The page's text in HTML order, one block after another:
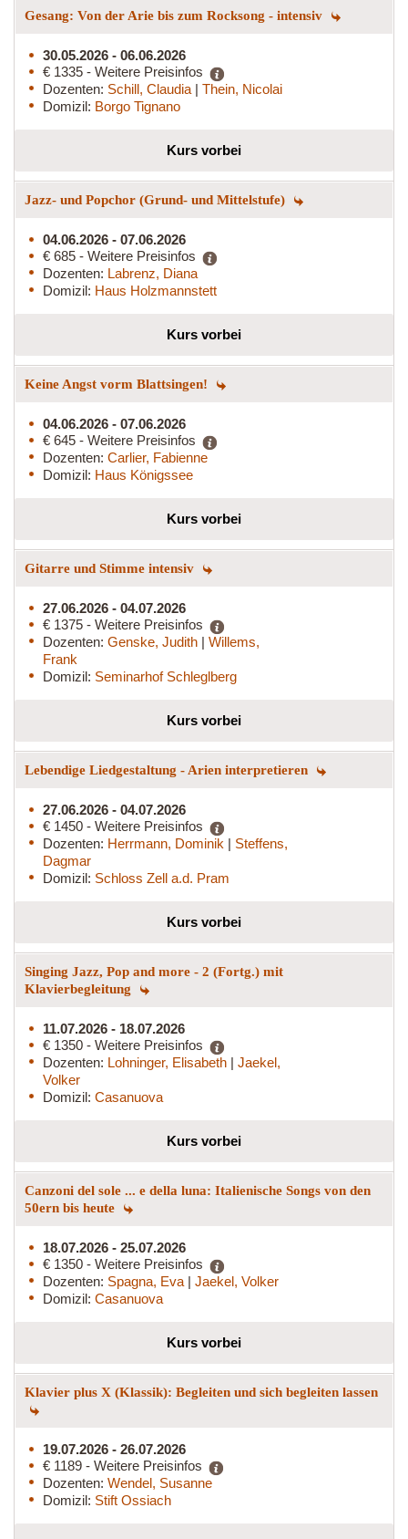
Gesang: Von der Arie bis zum Rocksong - intensiv
30.05.2026 - 06.06.2026
€ 1335 - Weitere Preisinfos
Dozenten: Schill, Claudia | Thein, Nicolai
Domizil: Borgo Tignano
Kurs vorbei
Jazz- und Popchor (Grund- und Mittelstufe)
04.06.2026 - 07.06.2026
€ 685 - Weitere Preisinfos
Dozenten: Labrenz, Diana
Domizil: Haus Holzmannstett
Kurs vorbei
Keine Angst vorm Blattsingen!
04.06.2026 - 07.06.2026
€ 645 - Weitere Preisinfos
Dozenten: Carlier, Fabienne
Domizil: Haus Königssee
Kurs vorbei
Gitarre und Stimme intensiv
27.06.2026 - 04.07.2026
€ 1375 - Weitere Preisinfos
Dozenten: Genske, Judith | Willems,
Frank
Domizil: Seminarhof Schleglberg
Kurs vorbei
Lebendige Liedgestaltung - Arien interpretieren
27.06.2026 - 04.07.2026
€ 1450 - Weitere Preisinfos
Dozenten: Herrmann, Dominik | Steffens,
Dagmar
Domizil: Schloss Zell a.d. Pram
Kurs vorbei
Singing Jazz, Pop and more - 2 (Fortg.) mit
Klavierbegleitung
11.07.2026 - 18.07.2026
€ 1350 - Weitere Preisinfos
Dozenten: Lohninger, Elisabeth | Jaekel,
Volker
Domizil: Casanuova
Kurs vorbei
Canzoni del sole ... e della luna: Italienische Songs von den
50ern bis heute
18.07.2026 - 25.07.2026
€ 1350 - Weitere Preisinfos
Dozenten: Spagna, Eva | Jaekel, Volker
Domizil: Casanuova
Kurs vorbei
Klavier plus X (Klassik): Begleiten und sich begleiten lassen
19.07.2026 - 26.07.2026
€ 1189 - Weitere Preisinfos
Dozenten: Wendel, Susanne
Domizil: Stift Ossiach